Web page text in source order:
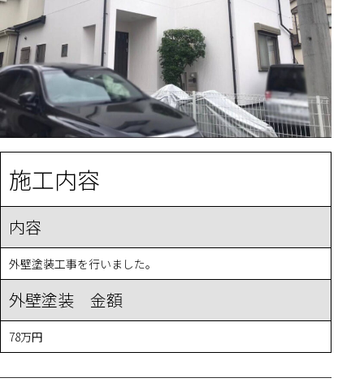
施工内容
内容
外壁塗装工事を行いました。
外壁塗装 金額
78万円